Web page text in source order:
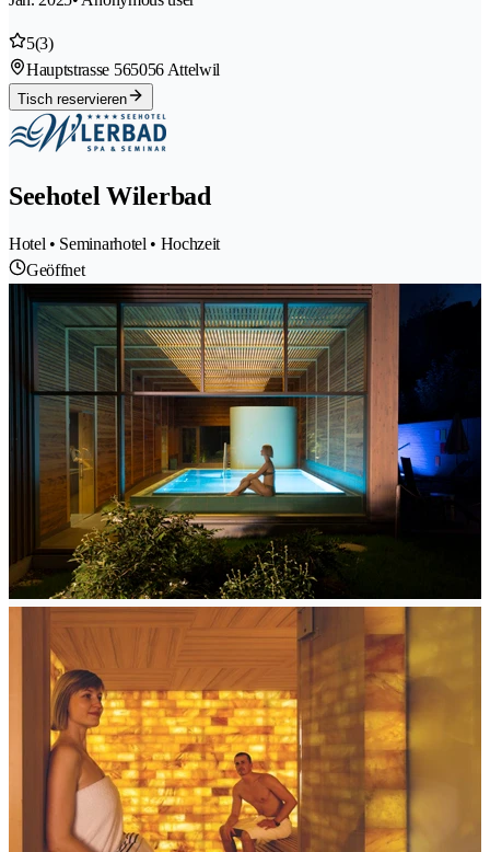
5(3)
Hauptstrasse 565056 Attelwil
Tisch reservieren
Seehotel Wilerbad
Hotel • Seminarhotel • Hochzeit
Geöffnet